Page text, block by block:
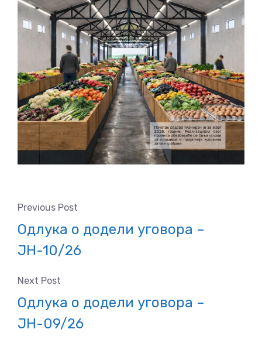
Previous Post
Одлука о додели уговора –
ЈН-10/26
Next Post
Одлука о додели уговора –
ЈН-09/26